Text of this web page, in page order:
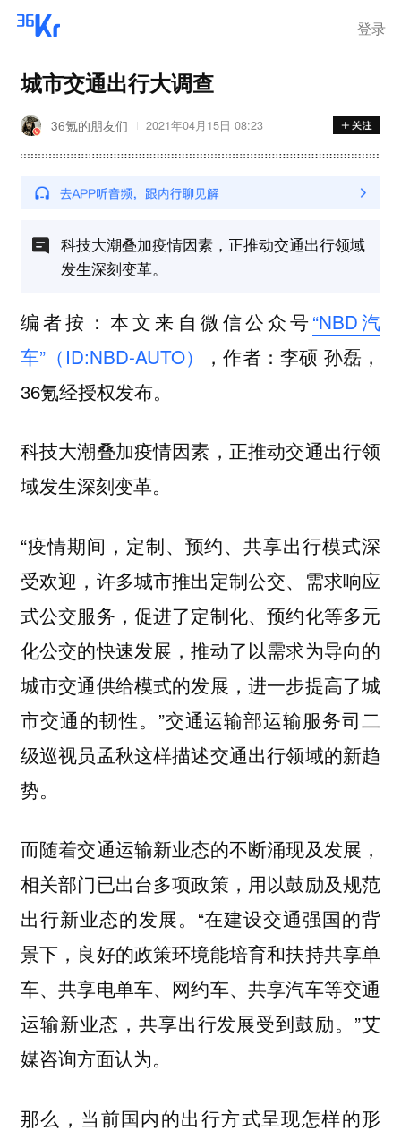
登录
城市交通出行大调查
36氪的朋友们 2021年04月15日 08:23
科技大潮叠加疫情因素，正推动交通出行领域
发生深刻变革。
编者按：本文来自微信公众号“NBD汽
车”（ID:NBD-AUTO）
，作者：李硕 孙磊，
36氪经授权发布。
科技大潮叠加疫情因素，正推动交通出行领
域发生深刻变革。
“疫情期间，定制、预约、共享出行模式深
受欢迎，许多城市推出定制公交、需求响应
式公交服务，促进了定制化、预约化等多元
化公交的快速发展，推动了以需求为导向的
城市交通供给模式的发展，进一步提高了城
市交通的韧性。”交通运输部运输服务司二
级巡视员孟秋这样描述交通出行领域的新趋
势。
而随着交通运输新业态的不断涌现及发展，
相关部门已出台多项政策，用以鼓励及规范
出行新业态的发展。“在建设交通强国的背
景下，良好的政策环境能培育和扶持共享单
车、共享电单车、网约车、共享汽车等交通
运输新业态，共享出行发展受到鼓励。”艾
媒咨询方面认为。
那么，当前国内的出行方式呈现怎样的形